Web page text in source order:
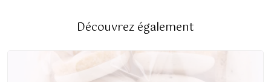
Découvrez également